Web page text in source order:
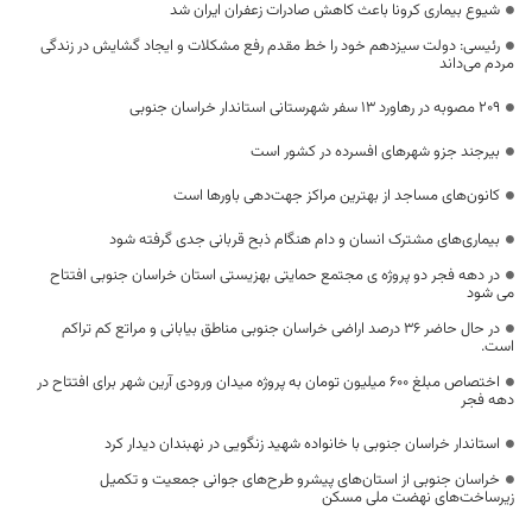
شیوع بیماری کرونا باعث کاهش صادرات زعفران ایران شد
رئیسی: دولت سیزدهم خود را خط مقدم رفع مشکلات و ایجاد گشایش در زندگی
مردم می‌داند
۲۰۹ مصوبه در رهاورد ۱۳ سفر شهرستانی استاندار خراسان جنوبی
بیرجند جزو شهرهای افسرده در کشور است
کانون‌های مساجد از بهترین مراکز جهت‌دهی باورها است
بیماری‌های مشترک انسان و دام هنگام ذبح قربانی جدی گرفته شود
در دهه فجر دو پروژه ی مجتمع حمایتی بهزیستی استان خراسان جنوبی افتتاح
می شود
در حال حاضر ۳۶ درصد اراضی خراسان جنوبی مناطق بیابانی و مراتع کم تراکم
است.
اختصاص مبلغ 600 میلیون تومان به پروژه میدان ورودی آرین شهر برای افتتاح در
دهه فجر
استاندار خراسان جنوبی با خانواده شهید زنگویی در نهبندان دیدار کرد
خراسان جنوبی از استان‌های پیشرو طرح‌های جوانی جمعیت و تکمیل
زیرساخت‌های نهضت ملی مسکن